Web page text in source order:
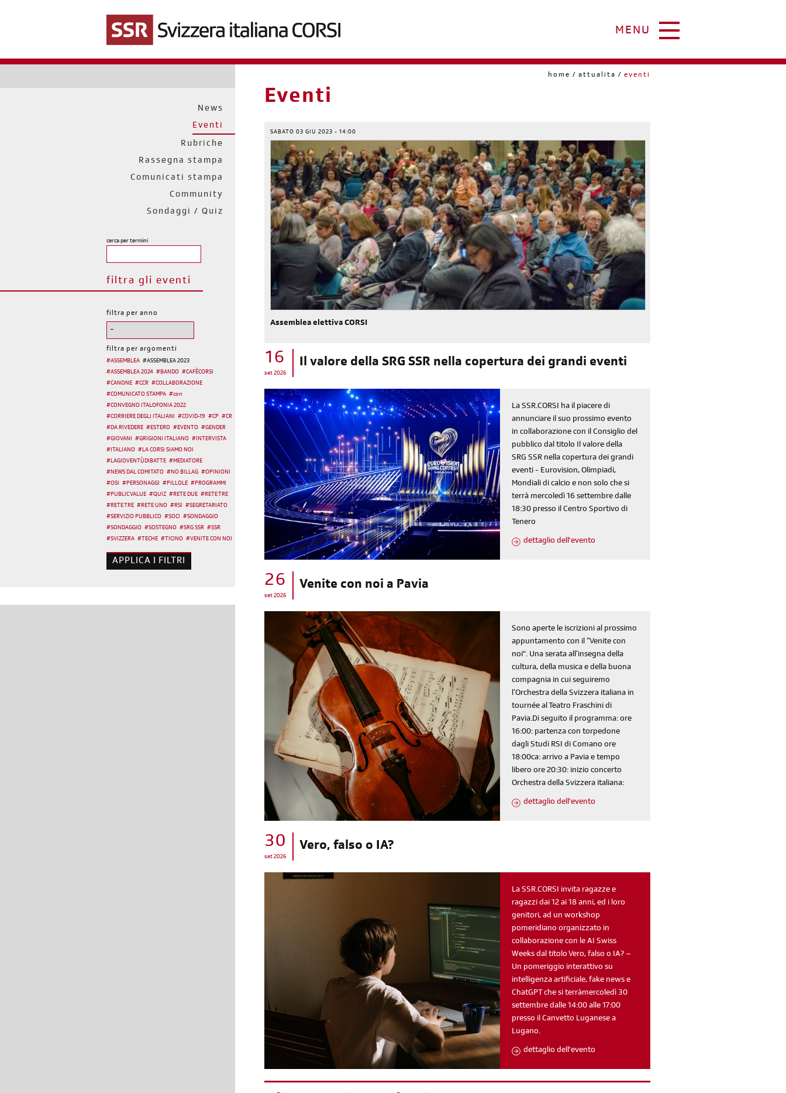
MENU
diventa socia/o
iscriviti subito
iscriviti
alla newsletter
Reimposta la tua password
News
Eventi
Rubriche
Rassegna stampa
Comunicati stampa
Community
Sondaggi / Quiz
cerca per termini
filtra gli eventi
filtra per anno
filtra per argomenti
#ASSEMBLEA #ASSEMBLEA 2023
#ASSEMBLEA 2024 #BANDO #CAFÈCORSI
#CANONE #CCR #COLLABORAZIONE
#COMUNICATO STAMPA #con
#CONVEGNO ITALOFONIA 2022
#CORRIERE DEGLI ITALIANI #COVID-19 #CP #CR
#DA RIVEDERE #ESTERO #EVENTO #GENDER
#GIOVANI #GRIGIONI ITALIANO #INTERVISTA
#ITALIANO #LA CORSI SIAMO NOI
#LAGIOVENTÙDIBATTE #MEDIATORE
#NEWS DAL COMITATO #NO BILLAG #OPINIONI
#OSI #PERSONAGGI #PILLOLE #PROGRAMMI
#PUBLIC VALUE #QUIZ #RETE DUE #RETE TRE
#RETE TRE #RETE UNO #RSI #SEGRETARIATO
#SERVIZIO PUBBLICO #SOCI #SONDAGGIO
#SONDAGGIO #SOSTEGNO #SRG SSR #SSR
#SVIZZERA # TECHE # TICINO #VENITE CON NOI
home attualita eventi
Eventi
SABATO 03 GIU 2023 - 14:00
Assemblea elettiva CORSI
16
set 2026
Il valore della SRG SSR nella copertura dei grandi eventi
La SSR.CORSI ha il piacere di
annunciare il suo prossimo evento
in collaborazione con il Consiglio del
pubblico dal titolo Il valore della
SRG SSR nella copertura dei grandi
eventi - Eurovision, Olimpiadi,
Mondiali di calcio e non solo che si
terrà mercoledì 16 settembre dalle
18:30 presso il Centro Sportivo di
Tenero
dettaglio dell'evento
26
set 2026
Venite con noi a Pavia
Sono aperte le iscrizioni al prossimo
appuntamento con il “Venite con
noi". Una serata all’insegna della
cultura, della musica e della buona
compagnia in cui seguiremo
l’Orchestra della Svizzera italiana in
tournée al Teatro Fraschini di
Pavia.Di seguito il programma: ore
16:00: partenza con torpedone
dagli Studi RSI di Comano ore
18:00ca: arrivo a Pavia e tempo
libero ore 20:30: inizio concerto
Orchestra della Svizzera italiana:
dettaglio dell'evento
30
set 2026
Vero, falso o IA?
La SSR.CORSI invita ragazze e
ragazzi dai 12 ai 18 anni, ed i loro
genitori, ad un workshop
pomeridiano organizzato in
collaborazione con le AI Swiss
Weeks dal titolo Vero, falso o IA? –
Un pomeriggio interattivo su
intelligenza artificiale, fake news e
ChatGPT che si terràmercoledì 30
settembre dalle 14:00 alle 17:00
presso il Canvetto Luganese a
Lugano.
dettaglio dell'evento